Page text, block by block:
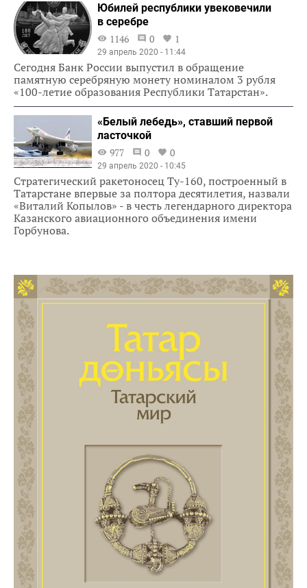
Юбилей республики увековечили
в серебре
1146
0 1
29 апрель 2020 - 11:44
Сегодня Банк России выпустил в обращение
памятную серебряную монету номиналом 3 рубля
«100-летие образования Республики Татарстан».
«Белый лебедь», ставший первой
ласточкой
977
0 0
29 апрель 2020 - 10:45
Стратегический ракетоносец Ту-160, построенный в
Татарстане впервые за полтора десятилетия, назвали
«Виталий Копылов» - в честь легендарного директора
Казанского авиационного объединения имени
Горбунова.